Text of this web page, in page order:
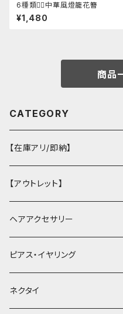
6種類❁⃘中華風燈籠花簪
¥1,480
商品
CATEGORY
【在庫アリ/即納】
【アウトレット】
ヘアアクセサリー
ヘアクリップ
ヘッドドレス・カチューシャ
ピアス・イヤリング
ネクタイ